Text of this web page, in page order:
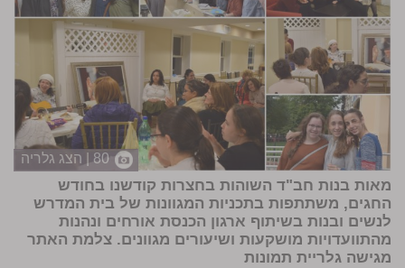
80 | הצג גלריה
מאות בנות חב"ד השוהות בחצרות קודשנו בחודש
החגים, משתתפות בתכניות המגוונות של בית המדרש
לנשים ובנות בשיתוף ארגון הכנסת אורחים ונהנות
מהתוועדויות מושקעות ושיעורים מגוונים. צלמת האתר
מגישה גלריית תמונות